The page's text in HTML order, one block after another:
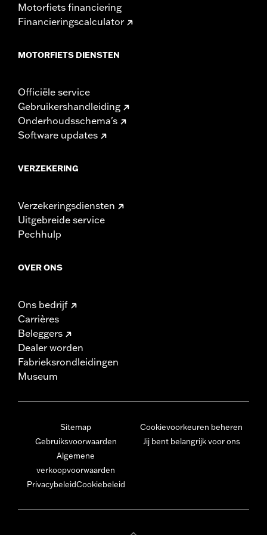
Motorfiets financiering
Financieringscalculator
MOTORFIETS DIENSTEN
Officiële service
Gebruikershandleiding
Onderhoudsschema's
Software updates
VERZEKERING
Verzekeringsdiensten
Uitgebreide service
Pechhulp
OVER ONS
Ons bedrijf
Carrières
Beleggers
Dealer worden
Fabrieksrondleidingen
Museum
Sitemap
Gebruiksvoorwaarden
Algemene
verkoopvoorwaarden
PrivacybeleidCookiebeleid
Cookievoorkeuren beheren
Jij bent belangrijk voor ons